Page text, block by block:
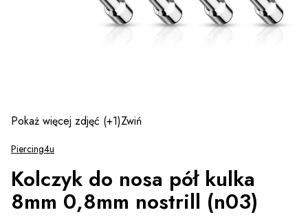
Pokaż więcej zdjęć (+1)Zwiń
Piercing4u
Kolczyk do nosa pół kulka
8mm 0,8mm nostrill (n03)